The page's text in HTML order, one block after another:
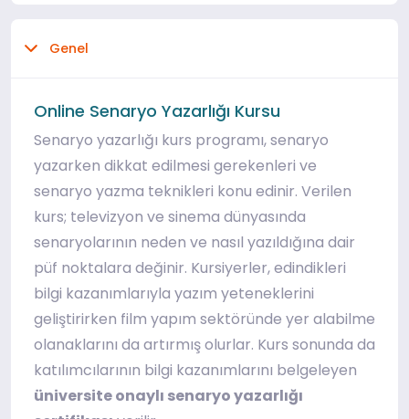
Genel
Online Senaryo Yazarlığı Kursu
Senaryo yazarlığı kurs programı, senaryo
yazarken dikkat edilmesi gerekenleri ve
senaryo yazma teknikleri konu edinir. Verilen
kurs; televizyon ve sinema dünyasında
senaryolarının neden ve nasıl yazıldığına dair
püf noktalara değinir. Kursiyerler, edindikleri
bilgi kazanımlarıyla yazım yeteneklerini
geliştirirken film yapım sektöründe yer alabilme
olanaklarını da artırmış olurlar. Kurs sonunda da
katılımcılarının bilgi kazanımlarını belgeleyen
üniversite onaylı senaryo yazarlığı